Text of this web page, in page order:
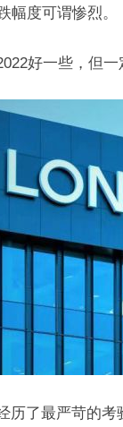
幅度可谓惨烈。
好一些，但
历了最严苛的